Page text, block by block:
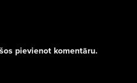
pievienot komentāru.